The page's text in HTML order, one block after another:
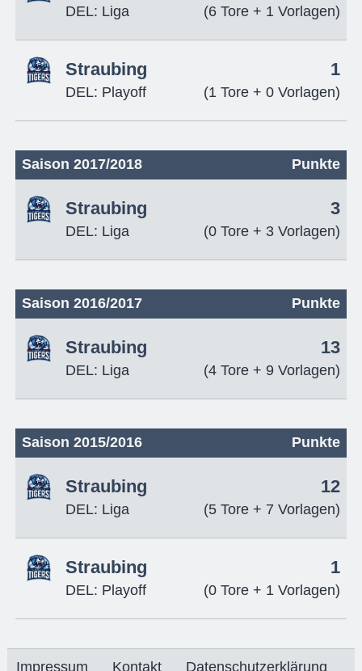
DEL: Liga (6 Tore + 1 Vorlagen)
Straubing
DEL: Playoff
1
(1 Tore + 0 Vorlagen)
Saison 2017/2018 Punkte
Straubing
DEL: Liga
3
(0 Tore + 3 Vorlagen)
Saison 2016/2017 Punkte
Straubing
DEL: Liga
13
(4 Tore + 9 Vorlagen)
Saison 2015/2016 Punkte
Straubing
DEL: Liga
12
(5 Tore + 7 Vorlagen)
Straubing
DEL: Playoff
1
(0 Tore + 1 Vorlagen)
Impressum Kontakt Datenschutzerklärung